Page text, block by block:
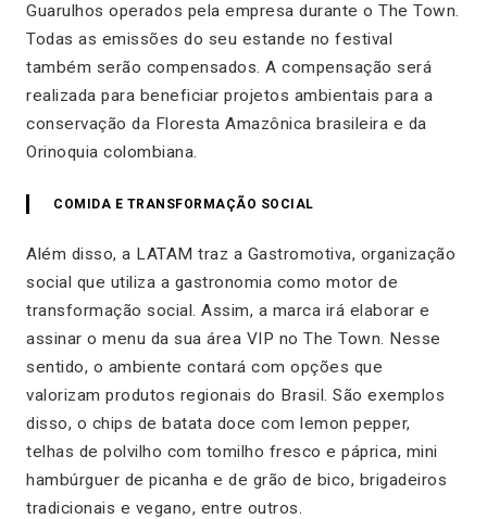
Guarulhos operados pela empresa durante o The Town.
Todas as emissões do seu estande no festival
também serão compensados. A compensação será
realizada para beneficiar projetos ambientais para a
conservação da Floresta Amazônica brasileira e da
Orinoquia colombiana.
COMIDA E TRANSFORMAÇÃO SOCIAL
Além disso, a LATAM traz a Gastromotiva, organização
social que utiliza a gastronomia como motor de
transformação social. Assim, a marca irá elaborar e
assinar o menu da sua área VIP no The Town. Nesse
sentido, o ambiente contará com opções que
valorizam produtos regionais do Brasil. São exemplos
disso, o chips de batata doce com lemon pepper,
telhas de polvilho com tomilho fresco e páprica, mini
hambúrguer de picanha e de grão de bico, brigadeiros
tradicionais e vegano, entre outros.